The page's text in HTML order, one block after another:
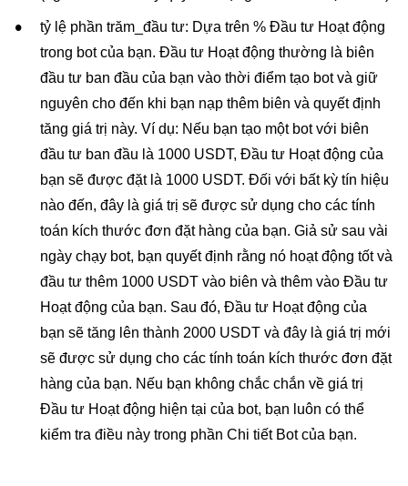
tỷ lệ phần trăm_đầu tư: Dựa trên % Đầu tư Hoạt động
trong bot của bạn. Đầu tư Hoạt động thường là biên
đầu tư ban đầu của bạn vào thời điểm tạo bot và giữ
nguyên cho đến khi bạn nạp thêm biên và quyết định
tăng giá trị này. Ví dụ: Nếu bạn tạo một bot với biên
đầu tư ban đầu là 1000 USDT, Đầu tư Hoạt động của
bạn sẽ được đặt là 1000 USDT. Đối với bất kỳ tín hiệu
nào đến, đây là giá trị sẽ được sử dụng cho các tính
toán kích thước đơn đặt hàng của bạn. Giả sử sau vài
ngày chạy bot, bạn quyết định rằng nó hoạt động tốt và
đầu tư thêm 1000 USDT vào biên và thêm vào Đầu tư
Hoạt động của bạn. Sau đó, Đầu tư Hoạt động của
bạn sẽ tăng lên thành 2000 USDT và đây là giá trị mới
sẽ được sử dụng cho các tính toán kích thước đơn đặt
hàng của bạn. Nếu bạn không chắc chắn về giá trị
Đầu tư Hoạt động hiện tại của bot, bạn luôn có thể
kiểm tra điều này trong phần Chi tiết Bot của bạn.